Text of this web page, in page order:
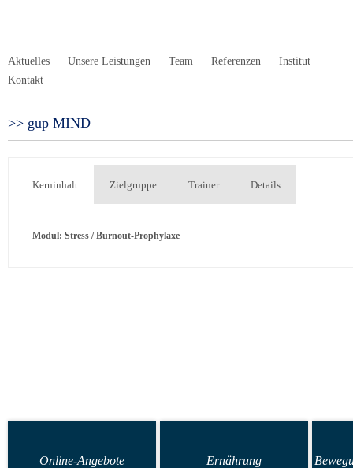
Aktuelles Unsere Leistungen Team Referenzen
Institut
Kontakt
gup MIND
Kerninhalt Zielgruppe Trainer Details
Modul: Stress / Burnout-Prophylaxe
Online-Angebote Ernährung